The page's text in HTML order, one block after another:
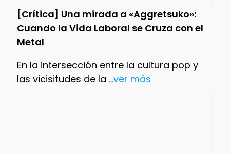
[Crítica] Una mirada a «Aggretsuko»:
Cuando la Vida Laboral se Cruza con el
Metal
En la intersección entre la cultura pop y
las vicisitudes de la ...ver más